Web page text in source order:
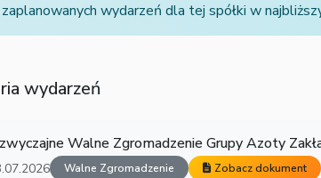
wydarzeń dla tej spółki w
wydarzeń
Walne Zgromadzenie Grupy Azoty
Walne Zgromadzenie Zobacz dokument